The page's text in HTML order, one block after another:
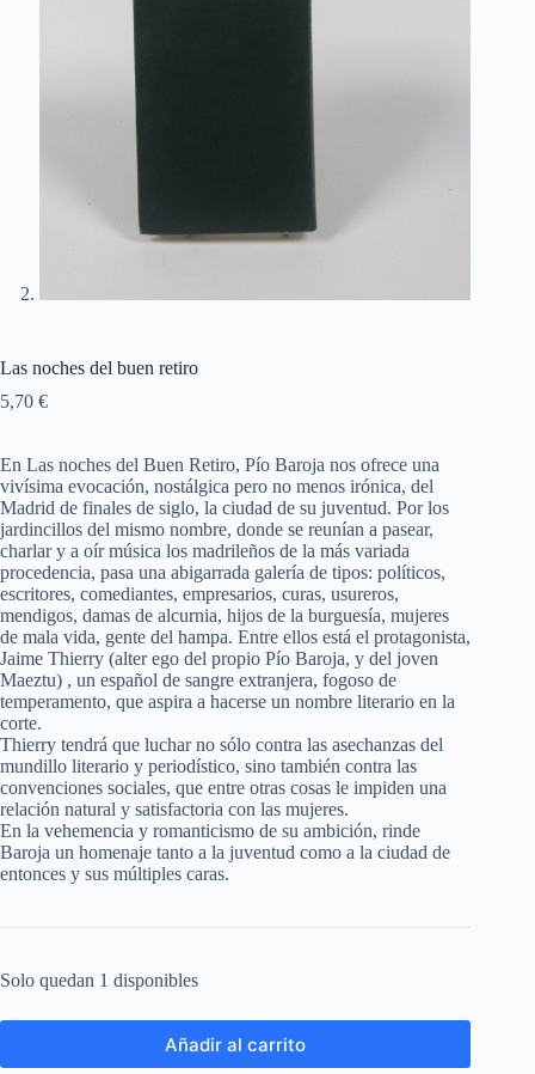
Las noches del buen retiro
5,70 €
En Las noches del Buen Retiro, Pío Baroja nos ofrece una
vivísima evocación, nostálgica pero no menos irónica, del
Madrid de finales de siglo, la ciudad de su juventud. Por los
jardincillos del mismo nombre, donde se reunían a pasear,
charlar y a oír música los madrileños de la más variada
procedencia, pasa una abigarrada galería de tipos: políticos,
escritores, comediantes, empresarios, curas, usureros,
mendigos, damas de alcurnia, hijos de la burguesía, mujeres
de mala vida, gente del hampa. Entre ellos está el protagonista,
Jaime Thierry (alter ego del propio Pío Baroja, y del joven
Maeztu) , un español de sangre extranjera, fogoso de
temperamento, que aspira a hacerse un nombre literario en la
corte.
Thierry tendrá que luchar no sólo contra las asechanzas del
mundillo literario y periodístico, sino también contra las
convenciones sociales, que entre otras cosas le impiden una
relación natural y satisfactoria con las mujeres.
En la vehemencia y romanticismo de su ambición, rinde
Baroja un homenaje tanto a la juventud como a la ciudad de
entonces y sus múltiples caras.
Solo quedan 1 disponibles
Añadir al carrito